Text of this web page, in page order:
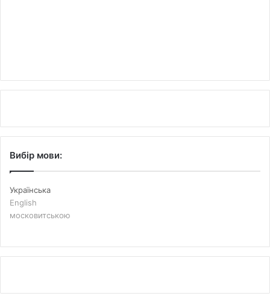
Вибір мови:
Українська
English
московитською